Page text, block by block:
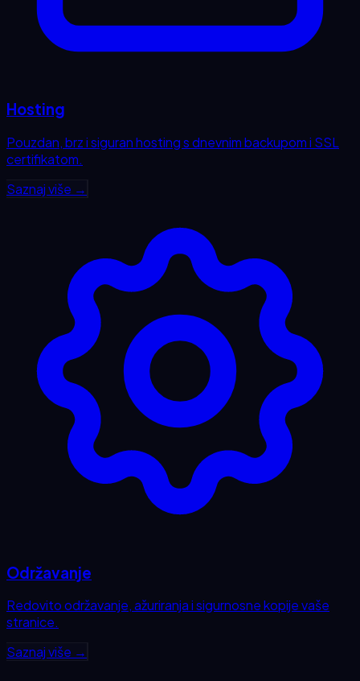
Hosting
Pouzdan, brz i siguran hosting s dnevnim backupom i SSL
certifikatom.
Saznaj više →
Održavanje
Redovito održavanje, ažuriranja i sigurnosne kopije vaše
stranice.
Saznaj više →